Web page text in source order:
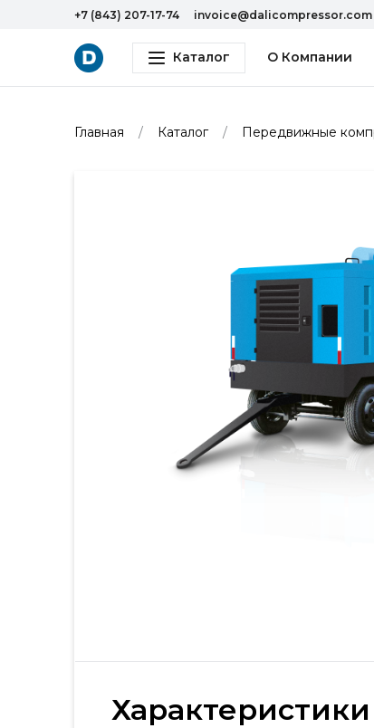
+7 (843) 207-17-74 invoice@dalicompressor.com
Каталог О Компании
Главная Каталог Передвижные
Характеристики